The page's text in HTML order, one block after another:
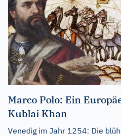
Marco Polo: Ein
Kublai Khan
Venedig im Jahr 1254: Die